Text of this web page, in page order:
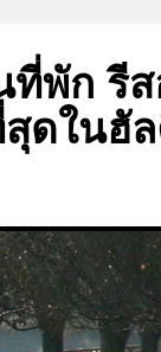
ที่พัก รี
ดในฮั